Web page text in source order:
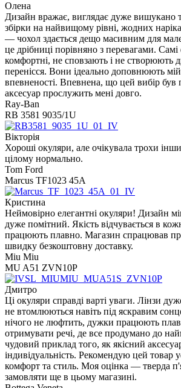
Олена
Дизайн вражає, виглядає дуже вишукано
збірки на найвищому рівні, жодних
— чохол здається дещо масивним для
це дрібниці порівняно з перевагами.
комфортні, не сповзають і не створюють
перенісся. Вони ідеально доповнюють
впевненості. Впевнена, що цей вибір був
аксесуар прослужить мені довго.
Ray-Ban
RB 3581 9035/1U
Вікторія
Хороші окуляри, але очікувала трохи
цілому нормально.
Tom Ford
Marcus TF1023 45A
Кристина
Неймовірно елегантні окуляри! Дизайн
дуже помітний. Якість відчувається в
працюють плавно. Магазин спрацював
швидку безкоштовну доставку.
Miu Miu
MU A51 ZVN10P
Дмитро
Ці окуляри справді варті уваги. Лінзи
не втомлюються навіть під яскравим
нічого не люфтить, дужки працюють
отримувати речі, де все продумано до
чудовий приклад того, як якісний
індивідуальність. Рекомендую цей товар
комфорт та стиль. Моя оцінка — тверда
замовляти ще в цьому магазині.